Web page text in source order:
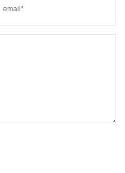
email*